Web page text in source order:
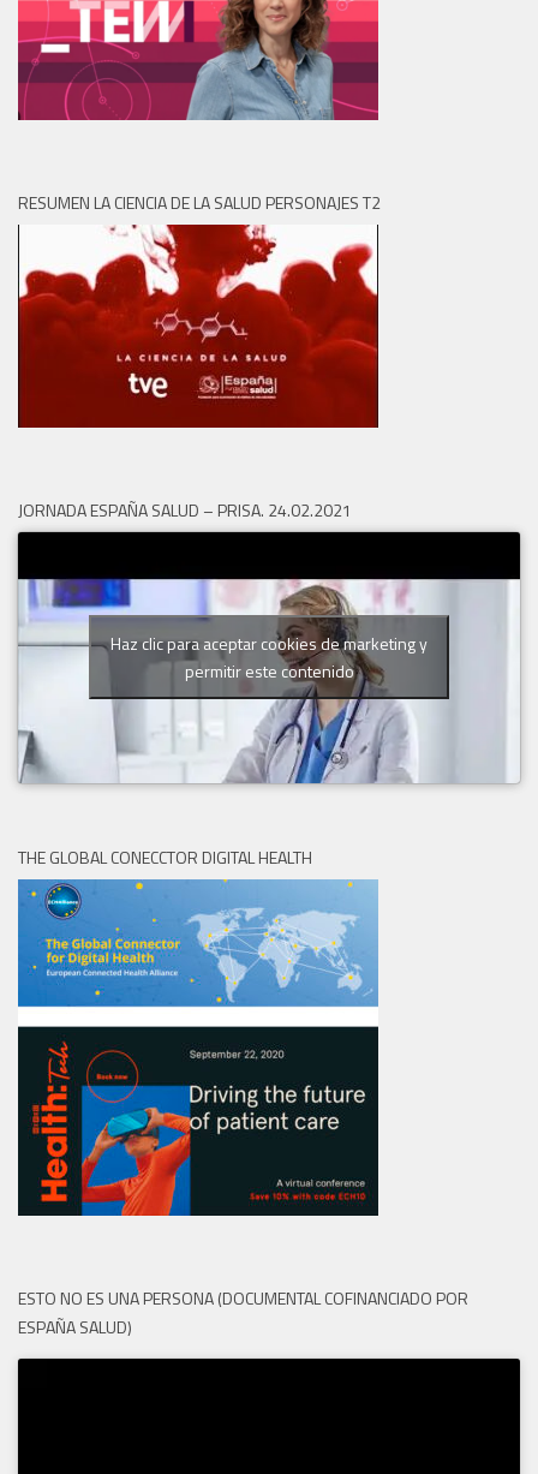
RESUMEN LA CIENCIA DE LA SALUD PERSONAJES T2
JORNADA ESPAÑA SALUD – PRISA. 24.02.2021
Haz clic para aceptar cookies de marketing y
permitir este contenido
THE GLOBAL CONECCTOR DIGITAL HEALTH
ESTO NO ES UNA PERSONA (DOCUMENTAL COFINANCIADO POR
ESPAÑA SALUD)